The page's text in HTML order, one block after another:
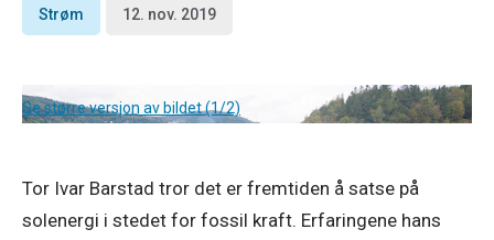
Strøm 12. nov. 2019
Se større versjon av bildet (1/2)
Tor Ivar Barstad tror det er fremtiden å satse på
solenergi i stedet for fossil kraft. Erfaringene hans